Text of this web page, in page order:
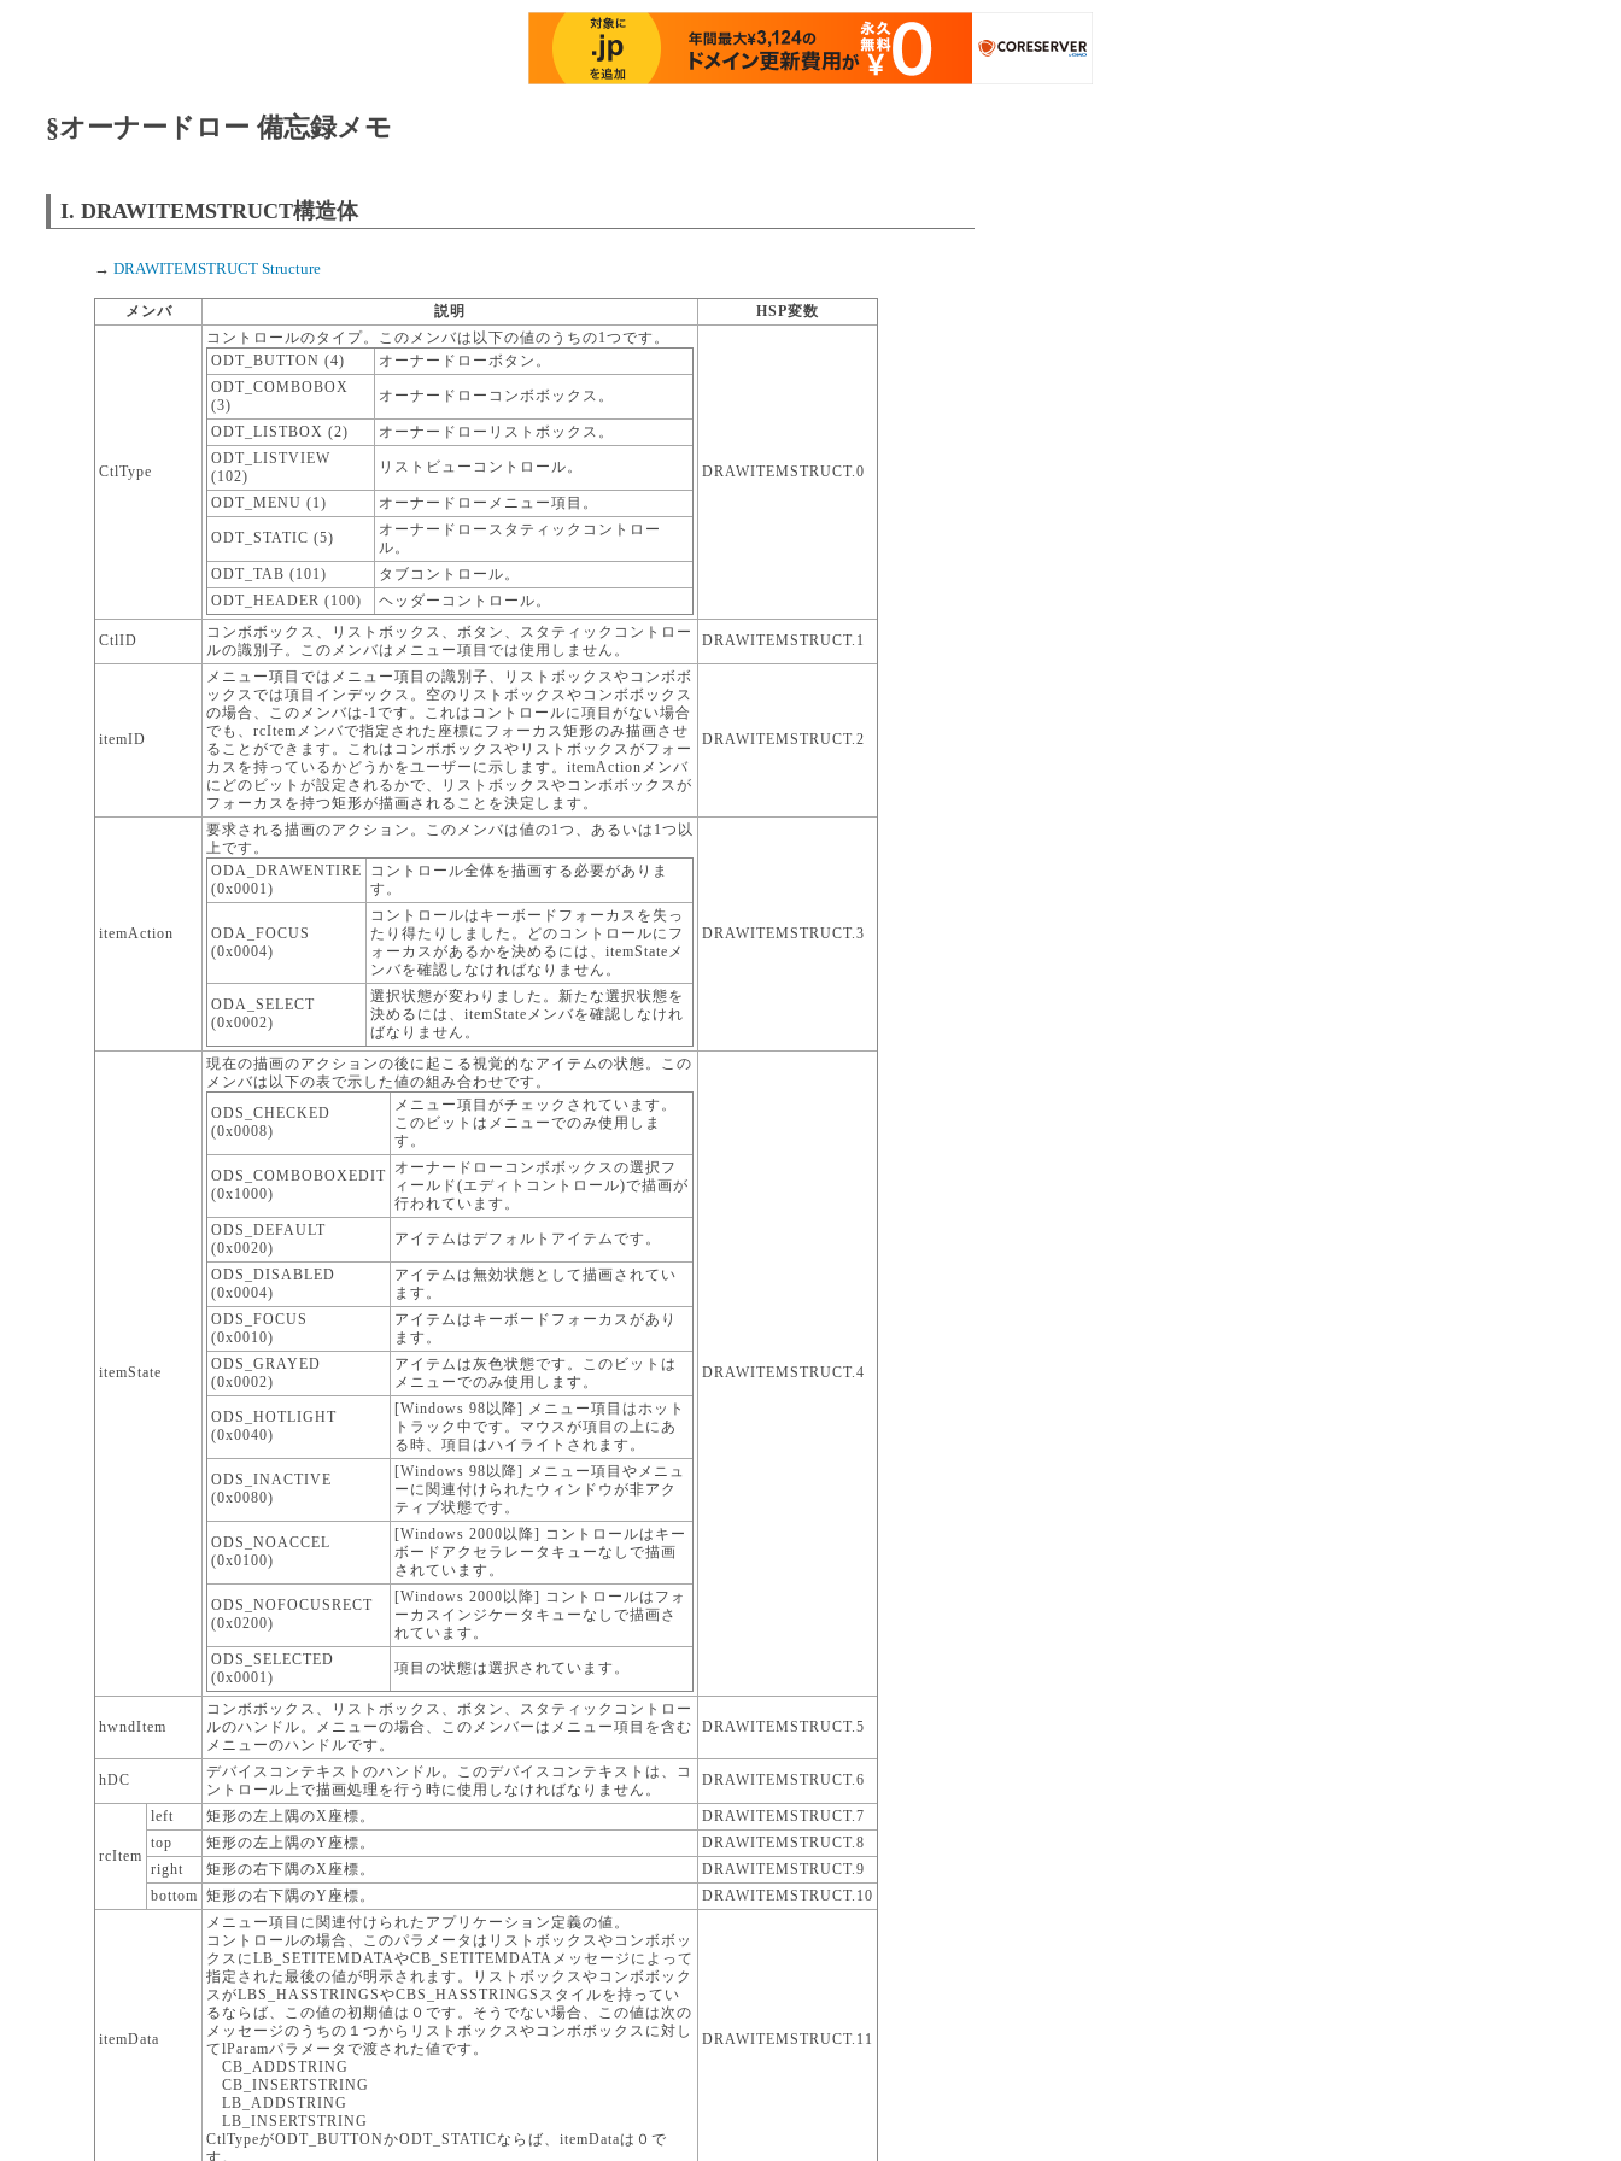
§オーナードロー 備忘録メモ
I. DRAWITEMSTRUCT構造体
→ DRAWITEMSTRUCT Structure
メンバ 説明 HSP変数
CtlType
コントロールのタイプ。このメンバは以下の値のうちの1つです。
ODT_BUTTON (4)
オーナードローボタン。
ODT_COMBOBOX
(3)
オーナードローコンボボックス。
ODT_LISTBOX (2)
オーナードローリストボックス。
ODT_LISTVIEW
(102)
リストビューコントロール。
ODT_MENU (1) オーナードローメニュー項目。
ODT_STATIC (5)
オーナードロースタティックコントロー
ル。
ODT_TAB (101)
タブコントロール。
ODT_HEADER (100)
ヘッダーコントロール。
DRAWITEMSTRUCT.0
CtlID
コンボボックス、リストボックス、ボタン、スタティックコントロー
ルの識別子。このメンバはメニュー項目では使用しません。
DRAWITEMSTRUCT.1
itemID
メニュー項目ではメニュー項目の識別子、リストボックスやコンボボ
ックスでは項目インデックス。空のリストボックスやコンボボックス
の場合、このメンバは-1です。これはコントロールに項目がない場合
でも、rcItemメンバで指定された座標にフォーカス矩形のみ描画させ
ることができます。これはコンボボックスやリストボックスがフォー
カスを持っているかどうかをユーザーに示します。itemActionメンバ
にどのビットが設定されるかで、リストボックスやコンボボックスが
フォーカスを持つ矩形が描画されることを決定します。
DRAWITEMSTRUCT.2
itemAction
要求される描画のアクション。このメンバは値の1つ、あるいは1つ以
上です。
ODA_DRAWENTIRE
(0x0001)
コントロール全体を描画する必要がありま
す。
ODA_FOCUS
(0x0004)
コントロールはキーボードフォーカスを失っ
たり得たりしました。どのコントロールにフ
ォーカスがあるかを決めるには、itemStateメ
ンバを確認しなければなりません。
ODA_SELECT
(0x0002)
選択状態が変わりました。新たな選択状態を
決めるには、itemStateメンバを確認しなけれ
ばなりません。
DRAWITEMSTRUCT.3
itemState
現在の描画のアクションの後に起こる視覚的なアイテムの状態。この
メンバは以下の表で示した値の組み合わせです。
ODS_CHECKED
(0x0008)
メニュー項目がチェックされています。
このビットはメニューでのみ使用しま
す。
ODS_COMBOBOXEDIT
(0x1000)
オーナードローコンボボックスの選択フ
ィールド(エディトコントロール)で描画が
行われています。
ODS_DEFAULT
(0x0020)
アイテムはデフォルトアイテムです。
ODS_DISABLED
(0x0004)
アイテムは無効状態として描画されてい
ます。
ODS_FOCUS
(0x0010)
アイテムはキーボードフォーカスがあり
ます。
ODS_GRAYED
(0x0002)
アイテムは灰色状態です。このビットは
メニューでのみ使用します。
ODS_HOTLIGHT
(0x0040)
[Windows 98以降] メニュー項目はホット
トラック中です。マウスが項目の上にあ
る時、項目はハイライトされます。
ODS_INACTIVE
(0x0080)
[Windows 98以降] メニュー項目やメニュ
ーに関連付けられたウィンドウが非アク
ティブ状態です。
ODS_NOACCEL
(0x0100)
[Windows 2000以降] コントロールはキー
ボードアクセラレータキューなしで描画
されています。
ODS_NOFOCUSRECT
(0x0200)
[Windows 2000以降] コントロールはフォ
ーカスインジケータキューなしで描画さ
れています。
ODS_SELECTED
(0x0001)
項目の状態は選択されています。
DRAWITEMSTRUCT.4
hwndItem
コンボボックス、リストボックス、ボタン、スタティックコントロー
ルのハンドル。メニューの場合、このメンバーはメニュー項目を含む
メニューのハンドルです。
DRAWITEMSTRUCT.5
hDC
デバイスコンテキストのハンドル。このデバイスコンテキストは、コ
ントロール上で描画処理を行う時に使用しなければなりません。
DRAWITEMSTRUCT.6
rcItem
left 矩形の左上隅のX座標。
DRAWITEMSTRUCT.7
top
矩形の左上隅のY座標。
DRAWITEMSTRUCT.8
right
矩形の右下隅のX座標。
DRAWITEMSTRUCT.9
bottom 矩形の右下隅のY座標。 DRAWITEMSTRUCT.10
itemData
メニュー項目に関連付けられたアプリケーション定義の値。
コントロールの場合、このパラメータはリストボックスやコンボボッ
クスにLB_SETITEMDATAやCB_SETITEMDATAメッセージによって
指定された最後の値が明示されます。リストボックスやコンボボック
スがLBS_HASSTRINGSやCBS_HASSTRINGSスタイルを持ってい
るならば、この値の初期値は０です。そうでない場合、この値は次の
メッセージのうちの１つからリストボックスやコンボボックスに対し
てlParamパラメータで渡された値です。
CB_ADDSTRING
CB_INSERTSTRING
LB_ADDSTRING
LB_INSERTSTRING
CtlTypeがODT_BUTTONかODT_STATICならば、itemDataは０で
す。
DRAWITEMSTRUCT.11